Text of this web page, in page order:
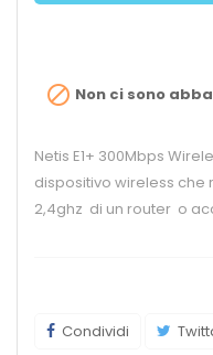
 Non ci sono
Netis E1+ 300Mbps
dispositivo wireless che
2,4ghz di un router o
Condividi